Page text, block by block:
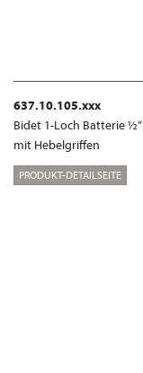
637.10.105.xxx
Bidet 1-Loch Batterie ½“
mit Hebelgriffen
PRODUKT-DETAILSEITE